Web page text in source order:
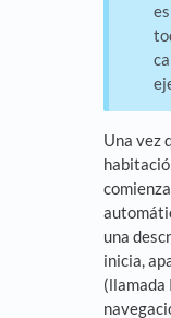
Una vez
una
inicia,
(llamada